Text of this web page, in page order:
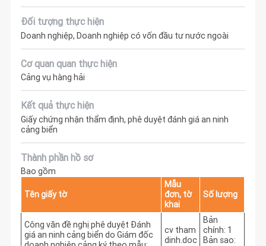
Đối tượng thực hiện
Doanh nghiệp, Doanh nghiệp có vốn đầu tư nước ngoài
Cơ quan quan thực hiện
Cảng vụ hàng hải
Kết quả thực hiện
Giấy chứng nhận thẩm định, phê duyệt đánh giá an ninh
cảng biển
Thành phần hồ sơ
Bao gồm
Tên giấy tờ
Mẫu
đơn, tờ
khai
Số lượng
Công văn đề nghị phê duyệt Đánh
giá an ninh cảng biển do Giám đốc
cv tham
dinh.doc
Bản
chính: 1
Bản sao: